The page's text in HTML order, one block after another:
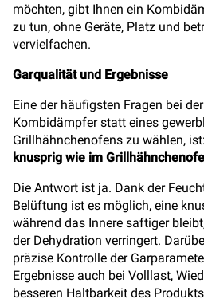
möchten, gibt Ihnen ein
zu tun, ohne Geräte, Platz und
vervielfachen.
Garqualität und Ergebnisse
Eine der häufigsten Fragen bei
Kombidämpfer statt eines
Grillhähnchenofens zu wählen, ist:
knusprig wie im
Die Antwort ist ja. Dank der
Belüftung ist es möglich, eine
während das Innere saftiger
der Dehydration verringert.
präzise Kontrolle der
Ergebnisse auch bei Volllast,
besseren Haltbarkeit des